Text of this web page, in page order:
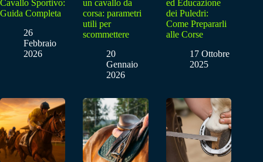
Cavallo Sportivo:
Guida Completa
26
Febbraio
2026
un cavallo da
corsa: parametri
utili per
scommettere
20
Gennaio
2026
ed Educazione
dei Puledri:
Come Prepararli
alle Corse
17 Ottobre
2025